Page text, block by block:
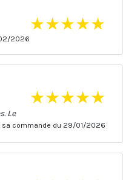
★★★★★
2026
★★★★★
Le
sa commande du 29/01/2026